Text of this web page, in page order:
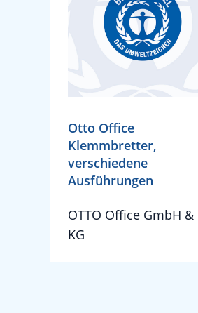
Otto Office
Klemmbretter,
verschiedene
Ausführungen
OTTO Office GmbH &
KG